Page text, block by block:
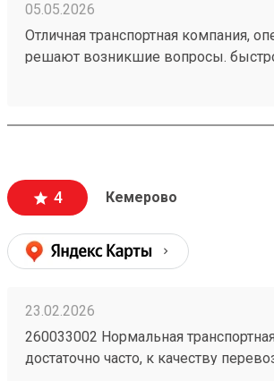
05.05.2026
Отличная транспортная компания,
решают возникшие вопросы.
дешевле.
4 Кемерово
23.02.2026
260033002 Нормальная
достаточно часто, к качеству